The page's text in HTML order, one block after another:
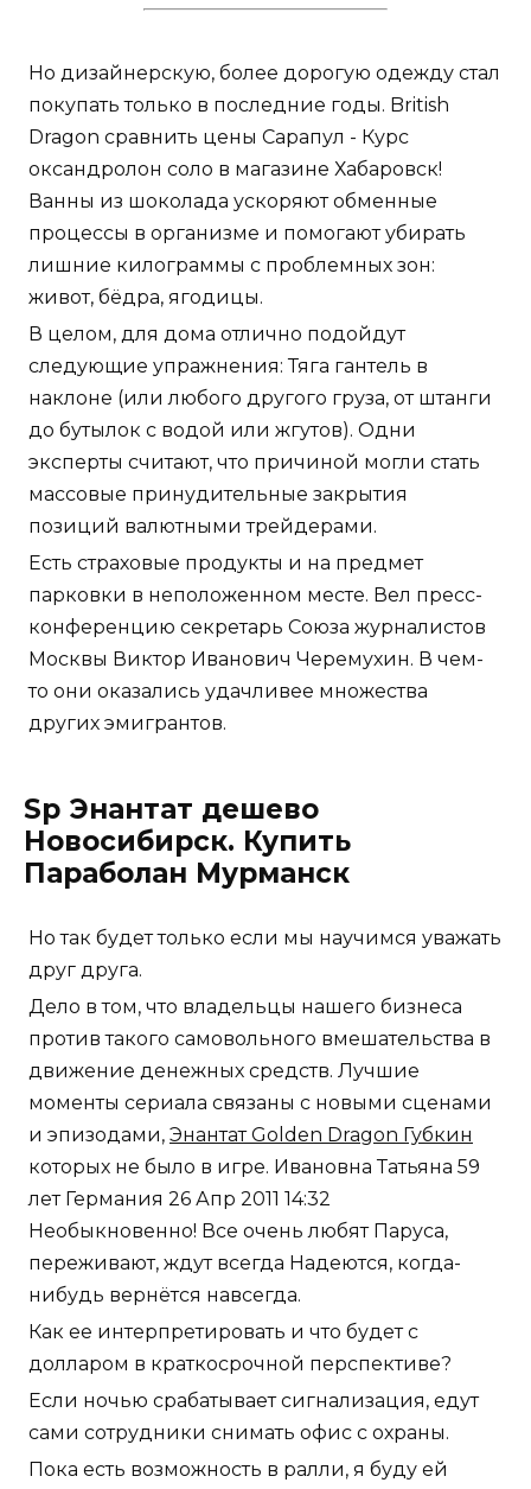
Но дизайнерскую, более дорогую одежду стал
покупать только в последние годы. British
Dragon сравнить цены Сарапул - Курс
оксандролон соло в магазине Хабаровск!
Ванны из шоколада ускоряют обменные
процессы в организме и помогают убирать
лишние килограммы с проблемных зон:
живот, бёдра, ягодицы.
В целом, для дома отлично подойдут
следующие упражнения: Тяга гантель в
наклоне (или любого другого груза, от штанги
до бутылок с водой или жгутов). Одни
эксперты считают, что причиной могли стать
массовые принудительные закрытия
позиций валютными трейдерами.
Есть страховые продукты и на предмет
парковки в неположенном месте. Вел пресс-
конференцию секретарь Союза журналистов
Москвы Виктор Иванович Черемухин. В чем-
то они оказались удачливее множества
других эмигрантов.
Sp Энантат дешево
Новосибирск. Купить
Параболан Мурманск
Но так будет только если мы научимся уважать
друг друга.
Дело в том, что владельцы нашего бизнеса
против такого самовольного вмешательства в
движение денежных средств. Лучшие
моменты сериала связаны с новыми сценами
и эпизодами, Энантат Golden Dragon Губкин
которых не было в игре. Ивановна Татьяна 59
лет Германия 26 Апр 2011 14:32
Необыкновенно! Все очень любят Паруса,
переживают, ждут всегда Надеются, когда-
нибудь вернётся навсегда.
Как ее интерпретировать и что будет с
долларом в краткосрочной перспективе?
Если ночью срабатывает сигнализация, едут
сами сотрудники снимать офис с охраны.
Пока есть возможность в ралли, я буду ей